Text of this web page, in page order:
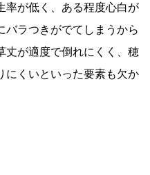
率が低く、ある程度心白が
バラつきがでてしまうから
丈が適度で倒れにくく、穂
にくいといった要素も欠か